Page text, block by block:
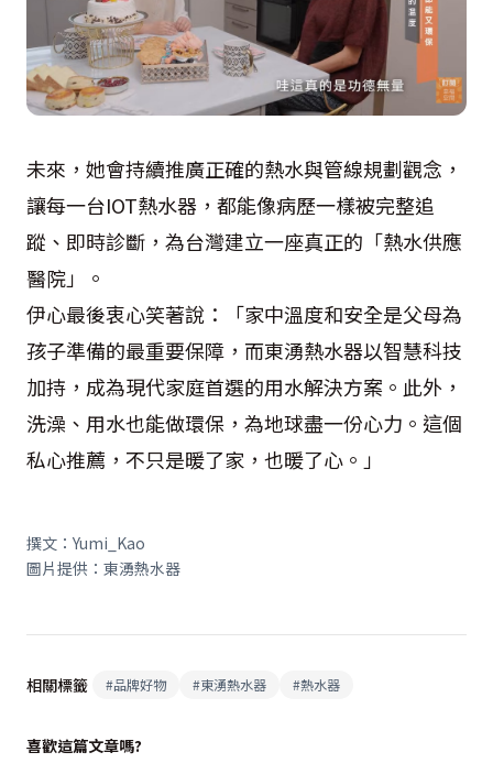
未來，她會持續推廣正確的熱水與管線規劃觀念，
讓每一台IOT熱水器，都能像病歷一樣被完整追
蹤、即時診斷，為台灣建立一座真正的「熱水供應
醫院」。
伊心最後衷心笑著說：「家中溫度和安全是父母為
孩子準備的最重要保障，而東湧熱水器以智慧科技
加持，成為現代家庭首選的用水解決方案。此外，
洗澡、用水也能做環保，為地球盡一份心力。這個
私心推薦，不只是暖了家，也暖了心。」
撰文：Yumi_Kao
圖片提供：東湧熱水器
相關標籤 #品牌好物 #東湧熱水器 #熱水器
喜歡這篇文章嗎?